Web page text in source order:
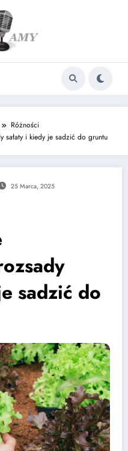
Różności
sałaty i kiedy je sadzić do gruntu
25 Marca, 2025
sadzić do